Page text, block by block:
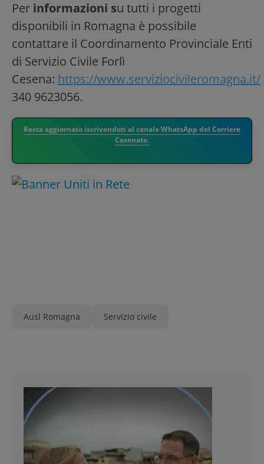
Per informazioni su tutti i progetti
disponibili in Romagna è possibile
contattare il Coordinamento Provinciale Enti
di Servizio Civile Forlì
Cesena: https://www.serviziocivileromagna.it/
340 9623056.
Resta aggiornato iscrivendoti al canale WhatsApp del Corriere
Cesenate.
Ausl Romagna Servizio civile